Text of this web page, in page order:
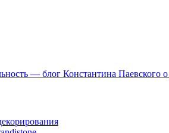
— блог Константина Паевского о